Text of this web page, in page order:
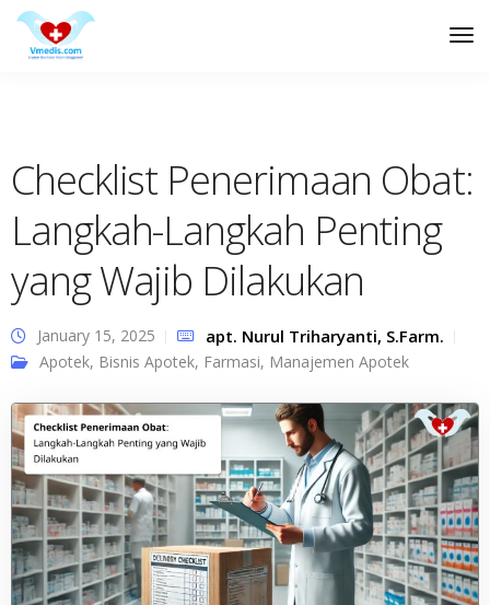
Checklist Penerimaan Obat:
Langkah-Langkah Penting
yang Wajib Dilakukan
January 15, 2025 apt. Nurul Triharyanti, S.Farm.
Apotek, Bisnis Apotek, Farmasi, Manajemen Apotek